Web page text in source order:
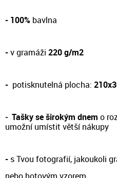
- 100% bavlna
-v gramáži 220 g/m2
- potisknutelná plocha:
- Tašky se širokým dnem o
umožní umístit větší nákupy
- s Tvou fotografií, jakoukoli